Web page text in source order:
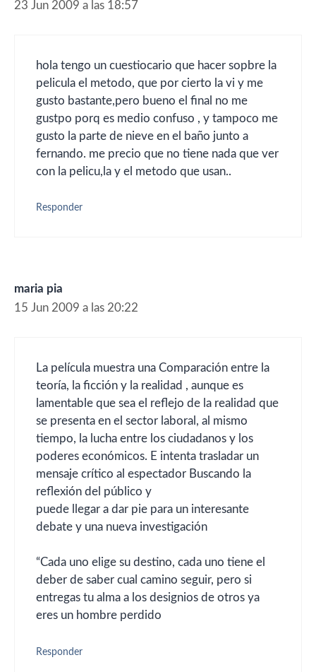
23 Jun 2009 a las 18:57
hola tengo un cuestiocario que hacer sopbre la
pelicula el metodo, que por cierto la vi y me
gusto bastante,pero bueno el final no me
gustpo porq es medio confuso , y tampoco me
gusto la parte de nieve en el baño junto a
fernando. me precio que no tiene nada que ver
con la pelicu,la y el metodo que usan..
Responder
maria pia
15 Jun 2009 a las 20:22
La película muestra una Comparación entre la
teoría, la ficción y la realidad , aunque es
lamentable que sea el reflejo de la realidad que
se presenta en el sector laboral, al mismo
tiempo, la lucha entre los ciudadanos y los
poderes económicos. E intenta trasladar un
mensaje crítico al espectador Buscando la
reflexión del público y
puede llegar a dar pie para un interesante
debate y una nueva investigación
“Cada uno elige su destino, cada uno tiene el
deber de saber cual camino seguir, pero si
entregas tu alma a los designios de otros ya
eres un hombre perdido
Responder